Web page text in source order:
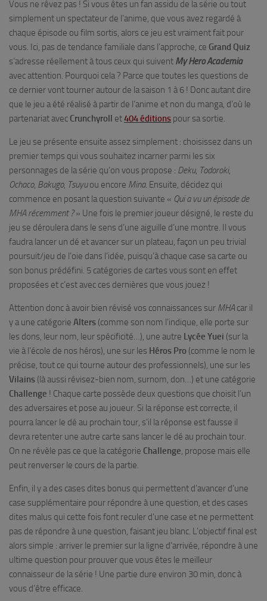
Vous ne rêvez pas ! Si vous êtes un fan assidu de la série ou tout
simplement un spectateur de l’anime, que vous avez regardé à
chaque épisode ou film sortis, alors ce jeu est vraiment fait pour
vous. Ici, pas de tendance familiale dans l’approche, ce Grand Quiz
s’adresse réellement à tous ceux qui suivent My Hero Academia
avec attention. Pourquoi cela ? Parce que toutes les questions de
ce dernier vont tourner autour de la saison 1 à 6 ! Donc autant dire
que le jeu a été réalisé à partir de l’anime et non du manga, d’où le
partenariat avec Crunchyroll et404 éditions pour sa sortie.
Le jeu se présente ensuite assez simplement : choisissez dans un
premier temps qui vous souhaitez incarner parmi les six
personnages de la série qu’on vous propose : Deku, Todoroki,
Ochaco, Bakugo, Tsuyuou encore Mina. Ensuite, décidez qui
commence en posant la question suivante « Qui a vu un épisode de
MHA récemment ?» Une fois le premier joueur désigné, le reste du
jeu se déroulera dans le sens d’une aiguille d’une montre. Il vous
faudra lancer un dé et avancer sur un plateau, façon un peu trivial
poursuit/jeu de l’oie dans l’idée, puisqu’à chaque case sa carte ou
son bonus prédéfini. 5 catégories de cartes vous sont en effet
proposées et c’est avec ces dernières que vous jouez !
Attention donc à avoir bien révisé vos connaissances sur MHA car il
y a une catégorie Alters (comme son nom l’indique, elle porte sur
les dons, leur nom, leur spécificité…), une autre Lycée Yuei (sur la
vie à l’école de nos héros), une sur les Héros Pro (comme le nom le
précise, tout ce qui tourne autour des professionnels), une sur les
Vilains (là aussi révisez-bien nom, surnom, don…) et une catégorie
Challenge ! Chaque carte possède deux questions que choisit l’un
des adversaires et pose au joueur. Si la réponse est correcte, il
pourra lancer le dé au prochain tour, s’il la réponse est fausse il
devra retenter une autre carte sans lancer le dé au prochain tour.
On ne révèle pas ce que la catégorie Challenge, propose mais elle
peut renverser le cours de la partie.
Enfin, il y a des cases dites bonus qui permettent d’avancer d’une
case supplémentaire pour répondre à une question, et des cases
dites malus qui cette fois font reculer d’une case et ne permettent
pas de répondre à une question, faisant jeu blanc. L’objectif final est
alors simple : arriver le premier sur la ligne d’arrivée, répondre à une
ultime question pour prouver que vous êtes le meilleur
connaisseur de la série ! Une partie dure environ 30 min, donc à
vous d’être efficace.